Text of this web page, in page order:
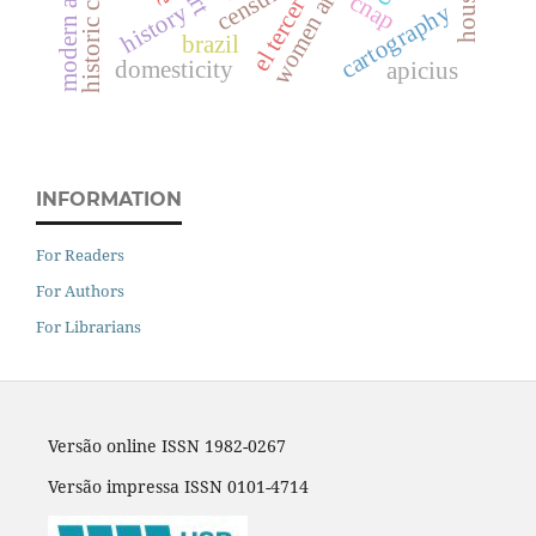
cnap
history cartography
brazil
domesticity apicius
INFORMATION
For Readers
For Authors
For Librarians
Versão online ISSN 1982-0267
Versão impressa ISSN 0101-4714